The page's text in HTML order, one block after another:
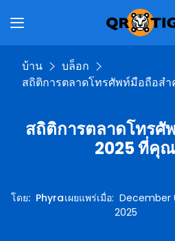
บ้าน
บล็อก
สถิติการตลาดโทรศัพท์มือถือส
สถิติการตลาดโทร
2025 ที่คุ
โดย: Phyraเผยแพร่เมื่อ: December
2025